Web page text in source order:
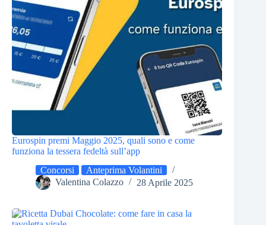
Eurospin premi Maggio 2025, quali sono e come
funziona la tessera fedeltà sull’app
Concorsi
Anteprima Volantini
Valentina Colazzo
28 Aprile 2025